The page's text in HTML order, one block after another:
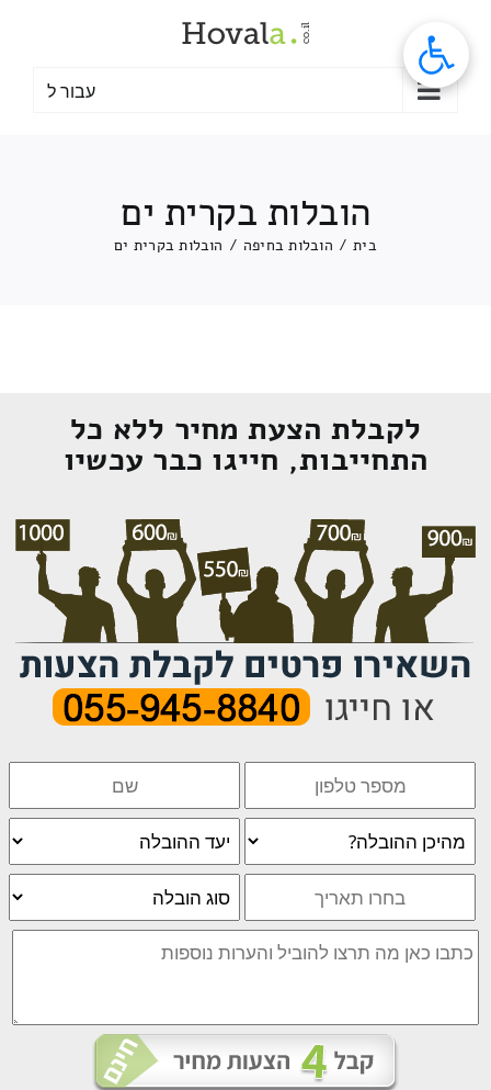
עבור ל
הובלות בקרית ים
בית / הובלות בחיפה / הובלות בקרית ים
לקבלת הצעת מחיר ללא כל
התחייבות, חייגו כבר עכשיו